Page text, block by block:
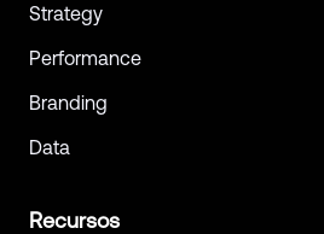
Strategy
Performance
Branding
Data
Recursos